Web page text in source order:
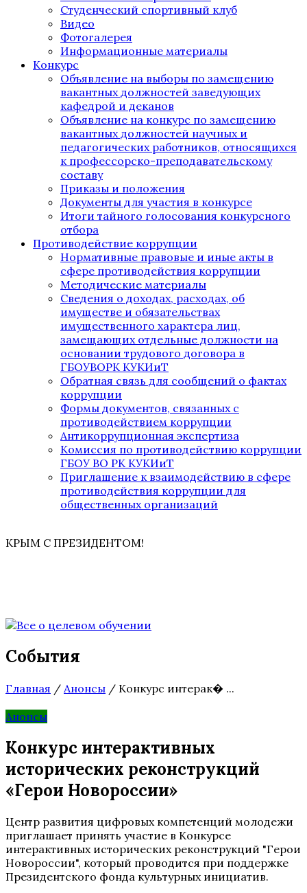
Студенческий спортивный клуб
Видео
Фотогалерея
Информационные материалы
Конкурс
Объявление на выборы по замещению
вакантных должностей заведующих
кафедрой и деканов
Объявление на конкурс по замещению
вакантных должностей научных и
педагогических работников, относящихся
к профессорско-преподавательскому
составу
Приказы и положения
Документы для участия в конкурсе
Итоги тайного голосования конкурсного
отбора
Противодействие коррупции
Нормативные правовые и иные акты в
сфере противодействия коррупции
Методические материалы
Сведения о доходах, расходах, об
имуществе и обязательствах
имущественного характера лиц,
замещающих отдельные должности на
основании трудового договора в
ГБОУВОРК КУКИиТ
Обратная связь для сообщений о фактах
коррупции
Формы документов, связанных с
противодействием коррупции
Антикоррупционная экспертиза
Комиссия по противодействию коррупции
ГБОУ ВО РК КУКИиТ
Приглашение к взаимодействию в сфере
противодействия коррупции для
общественных организаций
КРЫМ С ПРЕЗИДЕНТОМ!
События
Главная / Анонсы / Конкурс интерак� ...
Анонсы
Конкурс интерактивных
исторических реконструкций
«Герои Новороссии»
Центр развития цифровых компетенций молодежи
приглашает принять участие в Конкурсе
интерактивных исторических реконструкций "Герои
Новороссии", который проводится при поддержке
Президентского фонда культурных инициатив.